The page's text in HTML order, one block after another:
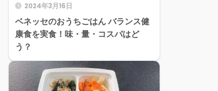
2024年3月16日
ベネッセのおうちごはん バランス健
康食を実食！味・量・コスパはど
う？